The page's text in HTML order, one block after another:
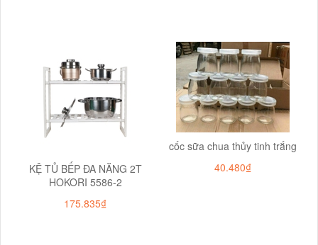
KỆ TỦ BẾP ĐA NĂNG 2T
HOKORI 5586-2
175.835₫
cốc sữa chua thủy tinh trắng
40.480₫